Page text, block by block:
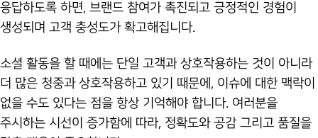
응답하도록 하면, 브랜드 참여가 촉진되고 긍정적인 경험이
생성되며 고객 충성도가 확고해집니다.
소셜 활동을 할 때에는 단일 고객과 상호작용하는 것이 아니라
더 많은 청중과 상호작용하고 있기 때문에, 이슈에 대한 맥락이
없을 수도 있다는 점을 항상 기억해야 합니다. 여러분을
주시하는 시선이 증가함에 따라, 정확도와 공감 그리고 품질을